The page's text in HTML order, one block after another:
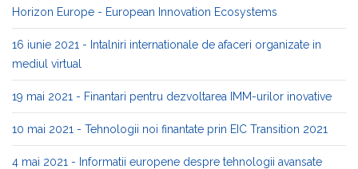
Horizon Europe - European Innovation Ecosystems
16 iunie 2021 - Intalniri internationale de afaceri organizate in
mediul virtual
19 mai 2021 - Finantari pentru dezvoltarea IMM-urilor inovative
10 mai 2021 - Tehnologii noi finantate prin EIC Transition 2021
4 mai 2021 - Informatii europene despre tehnologii avansate